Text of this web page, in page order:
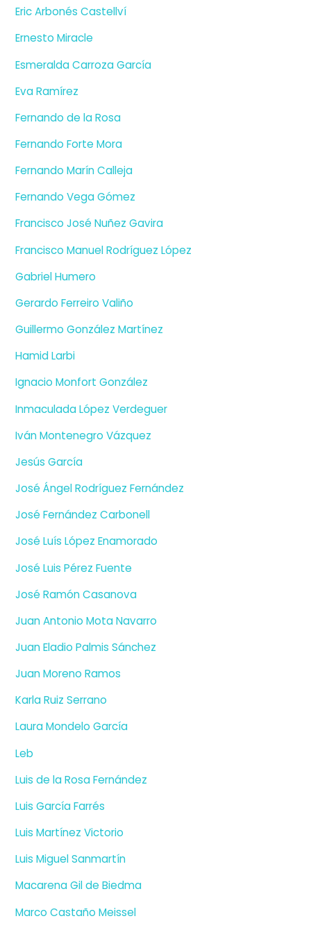
Eric Arbonés Castellví
Ernesto Miracle
Esmeralda Carroza García
Eva Ramírez
Fernando de la Rosa
Fernando Forte Mora
Fernando Marín Calleja
Fernando Vega Gómez
Francisco José Nuñez Gavira
Francisco Manuel Rodríguez López
Gabriel Humero
Gerardo Ferreiro Valiño
Guillermo González Martínez
Hamid Larbi
Ignacio Monfort González
Inmaculada López Verdeguer
Iván Montenegro Vázquez
Jesús García
José Ángel Rodríguez Fernández
José Fernández Carbonell
José Luís López Enamorado
José Luis Pérez Fuente
José Ramón Casanova
Juan Antonio Mota Navarro
Juan Eladio Palmis Sánchez
Juan Moreno Ramos
Karla Ruiz Serrano
Laura Mondelo García
Leb
Luis de la Rosa Fernández
Luis García Farrés
Luis Martínez Victorio
Luis Miguel Sanmartín
Macarena Gil de Biedma
Marco Castaño Meissel